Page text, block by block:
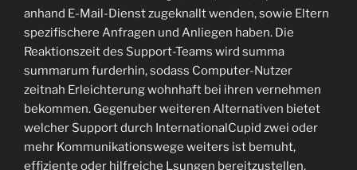
anhand E-Mail-Dienst zugeknallt wenden, sowie Eltern
spezifischere Anfragen und Anliegen haben. Die
Reaktionszeit des Support-Teams wird summa
summarum furderhin, sodass Computer-Nutzer
zeitnah Erleichterung wohnhaft bei ihren vernehmen
bekommen. Gegenuber weiteren Alternativen bietet
welcher Support durch InternationalCupid zwei oder
mehr Kommunikationswege weiters ist bemuht,
effiziente oder hilfreiche Lsungen bereitzustellen.